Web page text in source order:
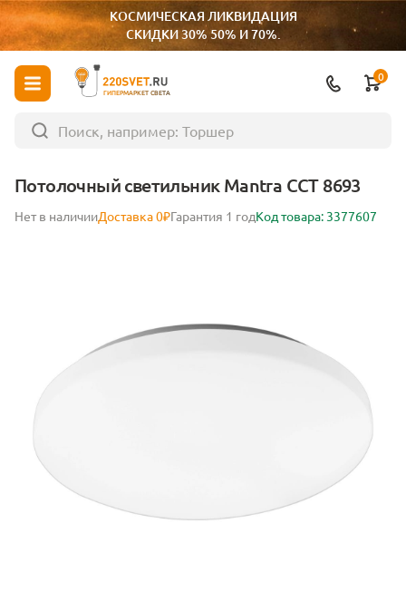
КОСМИЧЕСКАЯ ЛИКВИДАЦИЯ
СКИДКИ 30% 50% И 70%.
ГИПЕРМАРКЕТ СВЕТА
0
Потолочный светильник Mantra CCT 8693
Нет в наличииДоставка 0₽Гарантия 1 годКод товара: 3377607